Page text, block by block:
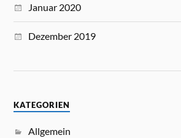
Januar 2020
Dezember 2019
KATEGORIEN
Allgemein